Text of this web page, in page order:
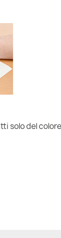
solo del